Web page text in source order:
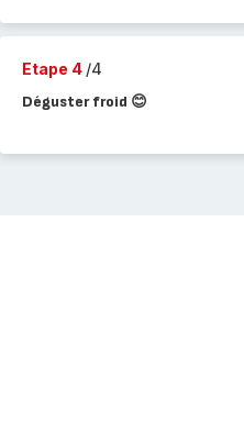
Etape 4 /4
Déguster froid 😊